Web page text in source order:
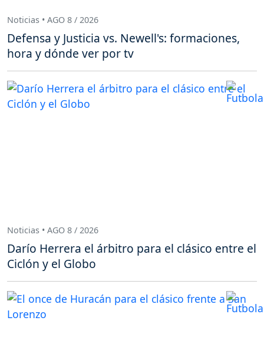
Noticias • AGO 8 / 2026
Defensa y Justicia vs. Newell's: formaciones,
hora y dónde ver por tv
Noticias • AGO 8 / 2026
Darío Herrera el árbitro para el clásico entre el
Ciclón y el Globo